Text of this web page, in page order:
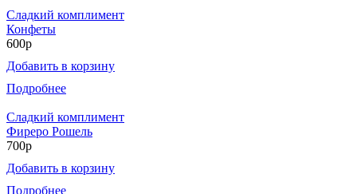
Сладкий комплимент
Конфеты
600р
Добавить в корзину
Подробнее
Сладкий комплимент
Фиреро Рошель
700р
Добавить в корзину
Подробнее